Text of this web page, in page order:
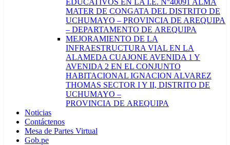
EDUCATIVOS EN LA I.E. N°40091 ALMA
MATER DE CONGATA DEL DISTRITO DE
UCHUMAYO – PROVINCIA DE AREQUIPA
– DEPARTAMENTO DE AREQUIPA
MEJORAMIENTO DE LA
INFRAESTRUCTURA VIAL EN LA
ALAMEDA CUAJONE AVENIDA 1 Y
AVENIDA 2 EN EL CONJUNTO
HABITACIONAL IGNACION ALVAREZ
THOMAS SECTOR I Y II, DISTRITO DE
UCHUMAYO –
PROVINCIA DE AREQUIPA
Noticias
Contáctenos
Mesa de Partes Virtual
Gob.pe